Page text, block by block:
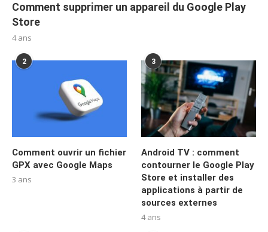
Comment supprimer un appareil du Google Play
Store
4 ans
2
Comment ouvrir un fichier
GPX avec Google Maps
3 ans
3
Android TV : comment
contourner le Google Play
Store et installer des
applications à partir de
sources externes
4 ans